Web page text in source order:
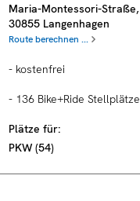
Maria-Montessori-Straße,
30855 Langenhagen
Route berechnen ...
- kostenfrei
- 136 Bike+Ride Stellplätze
Plätze für:
PKW (54)